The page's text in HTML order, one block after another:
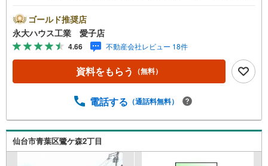
店舗で展開中！こちらでは当社の強みを大きく2つに分けて
ご紹介！1.＜豊富な不動産知識＞戸建・マンション・土
地...と種別を問わず不動産を取り扱っております。更に教
育施設や商業施設、子育て環境や行政などの地域情報を総
合し、お客様により良い物件選びをして頂けるよう、しっ
かりとサポートさせて頂きます。2.＜経験豊富なスタッフ
など住宅に関する様々なご質問はもちろん、ご購入時に気
せて頂きます。各店舗ではキッズスペースも完備！お子様
連れのご家族様で是非お越しください。営業時間:10:00～1
8:00（定休日火・水曜日※店舗により変動あり）現地のご案
内も可能ですので、どうぞお気軽にお問い合わせくださ
ゴールド推奨店
永大ハウス工業 愛子店
4.66 不動産会社レビュー 18件
資料をもらう （無料）
電話する （通話料無料）
仙台市青葉区鷺ケ森2丁目